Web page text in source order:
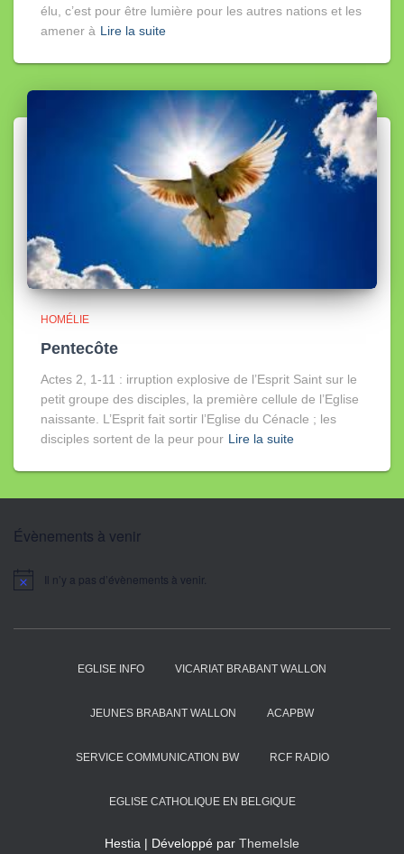
élu, c’est pour être lumière pour les autres nations et les
amener à Lire la suite
HOMÉLIE
Pentecôte
Actes 2, 1-11 : irruption explosive de l’Esprit Saint sur le
petit groupe des disciples, la première cellule de l’Eglise
naissante. L’Esprit fait sortir l’Eglise du Cénacle ; les
disciples sortent de la peur pour Lire la suite
Évènements à venir
N
i
Il n’y a pas d’évènements à venir.
EGLISE INFO VICARIAT BRABANT WALLON
JEUNES BRABANT WALLON ACAPBW
SERVICE COMMUNICATION BW RCF RADIO
EGLISE CATHOLIQUE EN BELGIQUE
Hestia | Développé par ThemeIsle